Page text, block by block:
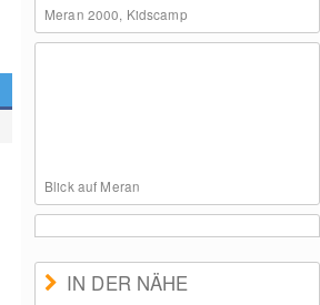
Meran 2000, Kidscamp
Blick auf Meran
IN DER NÄHE